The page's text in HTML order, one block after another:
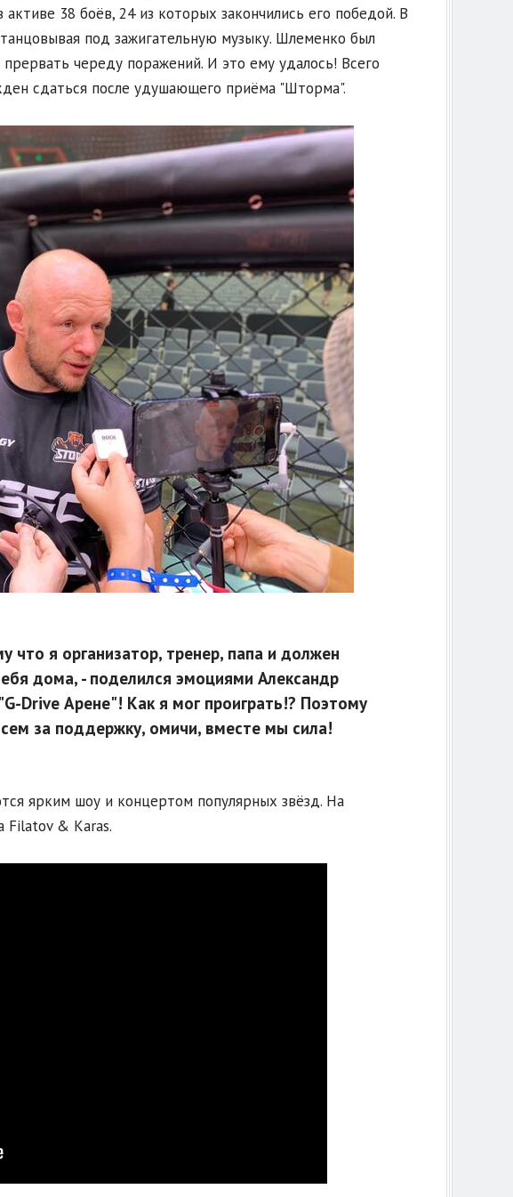
38 боёв, 24 из которых закончились его победой. В
под зажигательную музыку. Шлеменко был
череду поражений. И это ему удалось! Всего
сдаться после удушающего приёма "Шторма".
что я организатор, тренер, папа и должен
дома, - поделился эмоциями Александр
Drive Арене"! Как я мог проиграть!? Поэтому
за поддержку, омичи, вместе мы сила!
ярким шоу и концертом популярных звёзд. На
Filatov & Karas.